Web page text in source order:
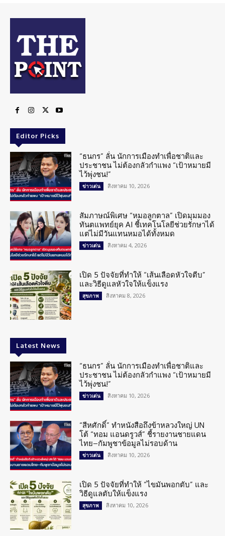
Editor Picks
“ธนกร” ลั่น นักการเมืองทำเพื่อชาติและ
ประชาชน ไม่ต้องกลัวกำแพง “เป้าหมายมี
ไว้พุ่งชน!”
ข่าวเด่น สิงหาคม 10, 2026
สัมภาษณ์พิเศษ “หมอลูกตาล” เปิดมุมมอง
ทันตแพทย์ยุค AI ชี้เทคโนโลยีช่วยรักษาได้
แต่ไม่มีวันแทนหมอได้ทั้งหมด
ข่าวเด่น สิงหาคม 4, 2026
เปิด 5 ปัจจัยที่ทำให้ “เส้นเลือดหัวใจตีบ”
และวิธีดูแลหัวใจให้แข็งแรง
สุขภาพ สิงหาคม 8, 2026
Latest News
“ธนกร” ลั่น นักการเมืองทำเพื่อชาติและ
ประชาชน ไม่ต้องกลัวกำแพง “เป้าหมายมี
ไว้พุ่งชน!”
ข่าวเด่น สิงหาคม 10, 2026
“สีหศักดิ์” ทำหนังสือถึงข้าหลวงใหญ่ UN
โต้ “ทอม แอนดรูวส์” ชี้รายงานชายแดน
ไทย–กัมพูชาข้อมูลไม่รอบด้าน
ข่าวเด่น สิงหาคม 10, 2026
เปิด 5 ปัจจัยที่ทำให้ “ไขมันพอกตับ” และ
วิธีดูแลตับให้แข็งแรง
สุขภาพ สิงหาคม 10, 2026